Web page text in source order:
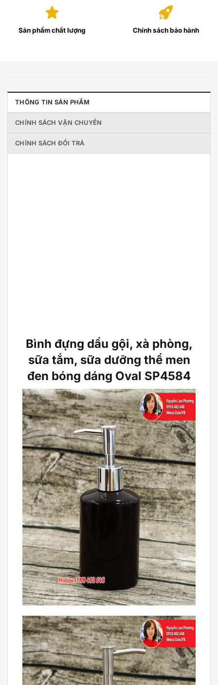
Sản phẩm chất lượng Chính sách bảo hành
THÔNG TIN SẢN PHẨM
CHÍNH SÁCH VẬN CHUYỂN
CHÍNH SÁCH ĐỔI TRẢ
Bình đựng dầu gội, xà phòng,
sữa tắm, sữa dưỡng thể men
đen bóng dáng Oval SP4584